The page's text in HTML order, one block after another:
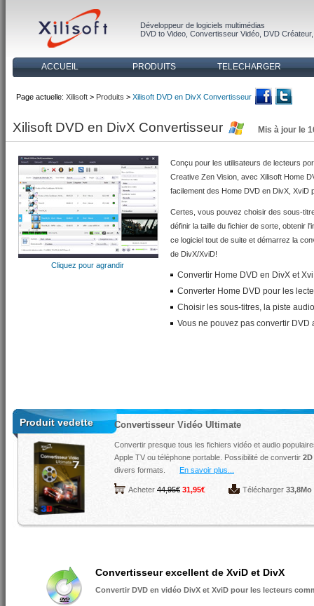
Développeur de logiciels multimédias
DVD to Video Convertisseur Vidéo DVD Créateur
ACCUEIL PRODUITS TELECHARGER
Page actuelle: Xilisoft > Produits > Xilisoft DVD en DivX Convertisseur
Xilisoft DVD en DivX Convertisseur Mis à jour le
Cliquez pour agrandir
Conçu pour les utilisateurs de lecteurs
Creative Zen Vision, avec Xilisoft Home
facilement des Home DVD en DivX, XviD
Certes, vous pouvez choisir des sous-
définir la taille du fichier de sorte, obtenir
ce logiciel tout de suite et démarrez la
de DivX/XviD!
Convertir Home DVD en DivX et
Converter Home DVD pour les
Choisir les sous-titres, la piste
Vous ne pouvez pas convertir DVD
Produit vedette Convertisseur Vidéo Ultimate
Convertir presque tous les fichiers vidéo et audio
Apple TV ou téléphone portable. Possibilité de convertir
divers formats.
En savoir plus...
Acheter 44,95€ 31,95€ Télécharger 33,8Mo
Convertisseur excellent de XviD et DivX
Convertir DVD en vidéo DivX et XviD pour les lecteurs